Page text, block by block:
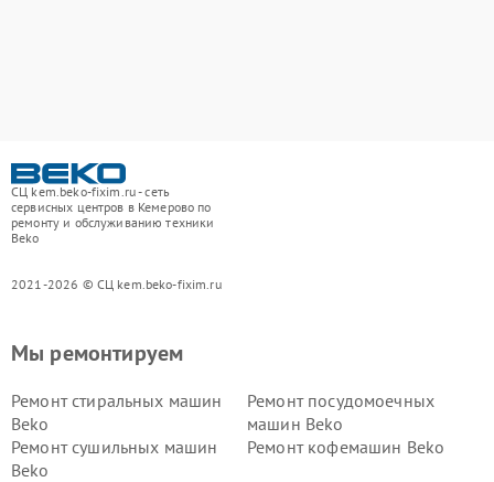
СЦ kem.beko-fixim.ru - сеть
сервисных центров в Кемерово по
ремонту и обслуживанию техники
Beko
2021-2026 © СЦ kem.beko-fixim.ru
Мы ремонтируем
Ремонт стиральных машин
Beko
Ремонт посудомоечных
машин Beko
Ремонт сушильных машин
Beko
Ремонт кофемашин Beko